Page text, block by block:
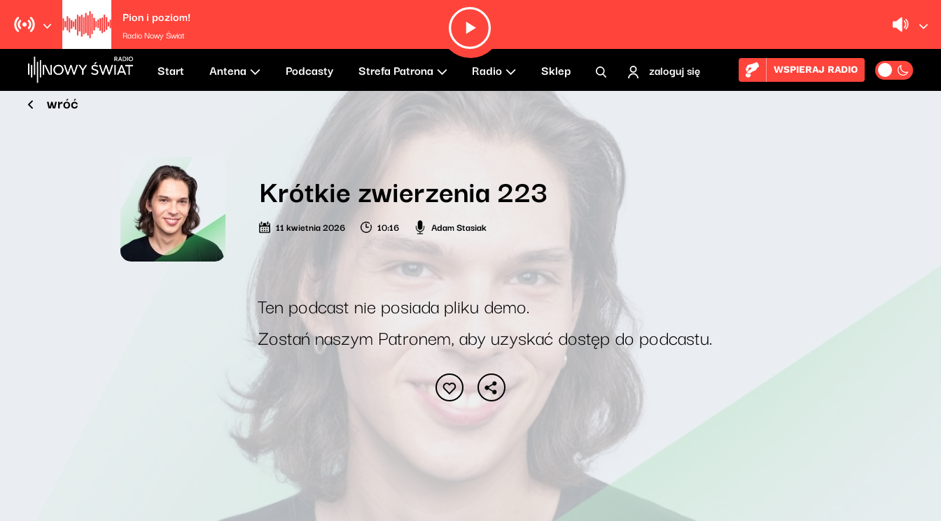
Pion i poziom!
Radio Nowy Świat
Start Antena Podcasty Strefa Patrona Radio Sklep zaloguj się WSPIERAJ RADIO
wróć
Krótkie zwierzenia 223
11 kwietnia 2026 10:16 Adam Stasiak
Ten podcast nie posiada pliku demo.
Zostań naszym Patronem, aby uzyskać dostęp do podcastu.